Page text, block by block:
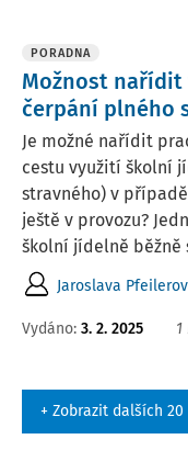
PORADNA
Možnost
čerpání plného
Je možné nařídit
cestu využití školní
stravného) v
ještě v provozu?
školní jídelně běžně
Jaroslava
Vydáno: 3. 2. 2025
+ Zobrazit dalších 20